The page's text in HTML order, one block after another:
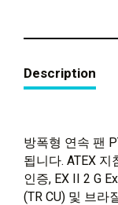
Description
방폭형 연속 팬
됩니다. ATEX
인증, EX II 2 G
(TR CU) 및 브라